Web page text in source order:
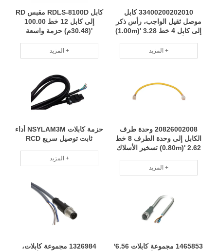
كابل RDLS-8100D مقبس RD
إلى كابل 12 خط 100.00
'(30.48م) حزمة واسعة
RCDالمزيد +
33400200202010 كابل
موصل ثقيل الواجب، رأس ذكر
إلى كابل 4 خط 3.28 '(1.00m)
أداء ثبات RCD
المزيد +
حزمة كابلات NSYLAM3M أداء
ثابت توصيل سريع RCD
المزيد +
20826002008 وحدة طرف
الكابل إلى وحدة الطرف 8 خط
2.62 '(0.80m) تسخير الأسلاك
احترافي RCD
المزيد +
1326984 مجموعة كابلات،
1465853 مجموعة كابلات 6.56'